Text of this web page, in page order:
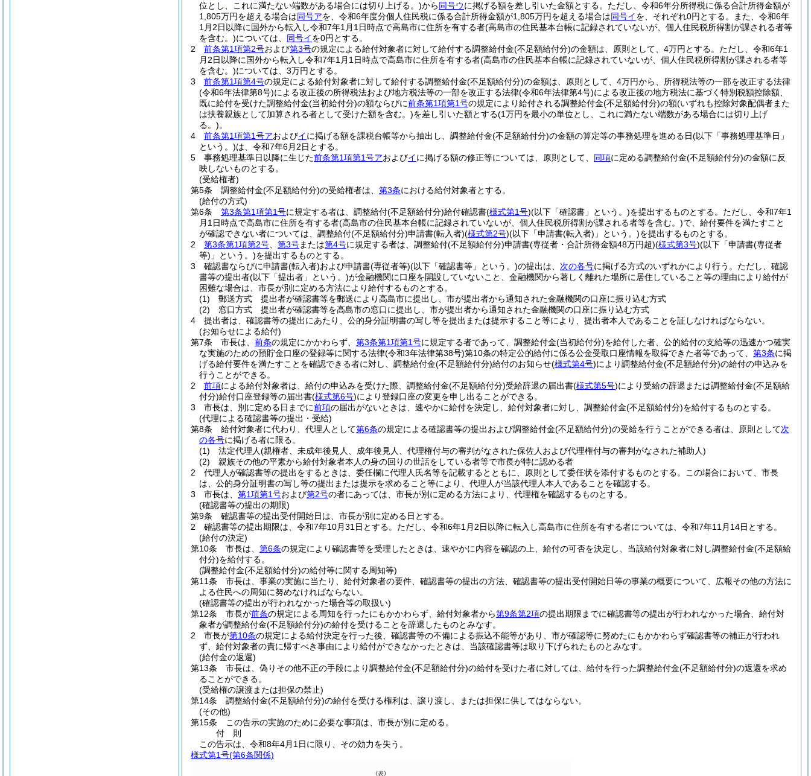
位とし、これに満たない端数がある場合には切り上げる。)から同号ウに掲げる額を差し引いた金額とする。 ただし、令和6年分所得税に係る合計所得金額が
1,805万円を超える場合は同号アを、令和6年度分個人住民税に係る合計所得金額が1,805万円を超える場合は同号イを、それぞれ0円とする。
また、令和6年
1月2日以降に国外から転入し令和7年1月1日時点で高島市に住所を有する者(高島市の住民基本台帳に記録されていないが、個人住民税所得割が課される者等
を含む。)については、 同号イを0円とする。
2
前条第1項第2号および第3号の規定による給付対象者に対して給付する調整給付金(不足額給付分)の金額は、原則として、4万円とする。 ただし、令和6年1
月2日以降に国外から転入し令和7年1月1日時点で高島市に住所を有する者(高島市の住民基本台帳に記録されていないが、個人住民税所得割が課される者等
を含む。)については、3万円とする。
3
前条第1項第4号の規定による給付対象者に対して給付する調整給付金(不足額給付分)の金額は、原則として、4万円から、所得税法等の一部を改正する法律
(令和6年法律第8号)による改正後の所得税法および地方税法等の一部を改正する法律(令和6年法律第4号)による改正後の地方税法に基づく特別税額控除額、
既に給付を受けた調整給付金(当初給付分)の額ならびに前条第1項第1号の規定により給付される調整給付金(不足額給付分)の額(いずれも控除対象配偶者また
は扶養親族として加算される者として受けた額を含む。)を差し引いた額とする(1万円を最小の単位とし、これに満たない端数がある場合には切り上げ
る。)。
4
前条第1項第1号アおよびイに掲げる額を課税台帳等から抽出し、調整給付金(不足額給付分)の金額の算定等の事務処理を進める日(以下「事務処理基準日」
という。)は、令和7年6月2日とする。
5
事務処理基準日以降に生じた前条第1項第1号アおよびイに掲げる額の修正等については、原則として、 同項に定める調整給付金(不足額給付分)の金額に反
映しないものとする。
(受給権者)
第5条
調整給付金(不足額給付分)の受給権者は、 第3条における給付対象者とする。
(給付の方式)
第6条
第3条第1項第1号に規定する者は、調整給付(不足額給付分)給付確認書(様式第1号)(以下「確認書」という。)を提出するものとする。 ただし、令和7年1
月1日時点で高島市に住所を有する者(高島市の住民基本台帳に記録されていないが、個人住民税所得割が課される者等を含む。)で、給付要件を満たすこと
が確認できない者については、調整給付(不足額給付分)申請書(転入者)(様式第2号)(以下「申請書(転入者) 」という。)を提出するものとする。
2
第3条第1項第2号 第3号または第4号に規定する者は、調整給付(不足額給付分)申請書(専従者・合計所得金額48万円超)(様式第3号)(以下「申請書(専従者
等) 」という。)を提出するものとする。
3
確認書ならびに申請書(転入者)および申請書(専従者等)(以下「確認書等」という。)の提出は、 次の各号に掲げる方式のいずれかにより行う。 ただし、確認
書等の提出者(以下「提出者」という。)が金融機関に口座を開設していないこと、金融機関から著しく離れた場所に居住していること等の理由により給付が
困難な場合は、市長が別に定める方法により給付するものとする。
(1)
郵送方式 提出者が確認書等を郵送により高島市に提出し、市が提出者から通知された金融機関の口座に振り込む方式
(2)
窓口方式 提出者が確認書等を高島市の窓口に提出し、市が提出者から通知された金融機関の口座に振り込む方式
4
提出者は、確認書等の提出にあたり、公的身分証明書の写し等を提出または提示すること等により、提出者本人であることを証しなければならない。
(お知らせによる給付)
第7条
市長は、 前条の規定にかかわらず、 第3条第1項第1号に規定する者であって、調整給付金(当初給付分)を給付した者、公的給付の支給等の迅速かつ確実
な実施のための預貯金口座の登録等に関する法律(令和3年法律第38号)第10条の特定公的給付に係る公金受取口座情報を取得できた者等であって、 第3条に掲
げる給付要件を満たすことを確認できる者に対し、調整給付金(不足額給付分)給付のお知らせ(様式第4号)により調整給付金(不足額給付分)の給付の申込みを
行うことができる。
2
前項による給付対象者は、給付の申込みを受けた際、調整給付金(不足額給付分)受給辞退の届出書(様式第5号)により受給の辞退または調整給付金(不足額給
付分)給付口座登録等の届出書(様式第6号)により登録口座の変更を申し出ることができる。
3
市長は、別に定める日までに前項の届出がないときは、速やかに給付を決定し、給付対象者に対し、調整給付金(不足額給付分)を給付するものとする。
(代理による確認書等の提出・受給)
第8条
給付対象者に代わり、代理人として第6条の規定による確認書等の提出および調整給付金(不足額給付分)の受給を行うことができる者は、原則として次
の各号に掲げる者に限る。
(1)
法定代理人(親権者、未成年後見人、成年後見人、代理権付与の審判がなされた保佐人および代理権付与の審判がなされた補助人)
(2)
親族その他の平素から給付対象者本人の身の回りの世話をしている者等で市長が特に認める者
2
代理人が確認書等の提出をするときは、委任欄に代理人氏名等を記載するとともに、原則として委任状を添付するものとする。
この場合において、市長
は、公的身分証明書の写し等の提出または提示を求めること等により、代理人が当該代理人本人であることを確認する。
3
市長は、 第1項第1号および第2号の者にあっては、市長が別に定める方法により、代理権を確認するものとする。
(確認書等の提出の期限)
第9条
確認書等の提出受付開始日は、市長が別に定める日とする。
2
確認書等の提出期限は、令和7年10月31日とする。 ただし、令和6年1月2日以降に転入し高島市に住所を有する者については、令和7年11月14日とする。
(給付の決定)
第10条
市長は、 第6条の規定により確認書等を受理したときは、速やかに内容を確認の上、給付の可否を決定し、当該給付対象者に対し調整給付金(不足額給
付分)を給付する。
(調整給付金(不足額給付分)の給付等に関する周知等)
第11条
市長は、事業の実施に当たり、給付対象者の要件、確認書等の提出の方法、確認書等の提出受付開始日等の事業の概要について、広報その他の方法に
よる住民への周知に努めなければならない。
(確認書等の提出が行われなかった場合等の取扱い)
第12条
市長が前条の規定による周知を行ったにもかかわらず、給付対象者から第9条第2項の提出期限までに確認書等の提出が行われなかった場合、給付対
象者が調整給付金(不足額給付分)の給付を受けることを辞退したものとみなす。
2
市長が第10条の規定による給付決定を行った後、確認書等の不備による振込不能等があり、市が確認等に努めたにもかかわらず確認書等の補正が行われ
ず、給付対象者の責に帰すべき事由により給付ができなかったときは、当該確認書等は取り下げられたものとみなす。
(給付金の返還)
第13条
市長は、偽りその他不正の手段により調整給付金(不足額給付分)の給付を受けた者に対しては、給付を行った調整給付金(不足額給付分)の返還を求め
ることができる。
(受給権の譲渡または担保の禁止)
第14条
調整給付金(不足額給付分)の給付を受ける権利は、譲り渡し、または担保に供してはならない。
(その他)
第15条
この告示の実施のために必要な事項は、市長が別に定める。
付 則
この告示は、令和8年4月1日に限り、その効力を失う。
様式第1号(第6条関係)